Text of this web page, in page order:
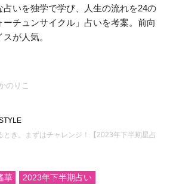
占いを独学で学び、人生の流れを24の
チュンサイクル」占いを考案。前向
が人気。
のりこ
とき。まずはチャレンジ！【2023年下半期星占
華 2023年下半期占い